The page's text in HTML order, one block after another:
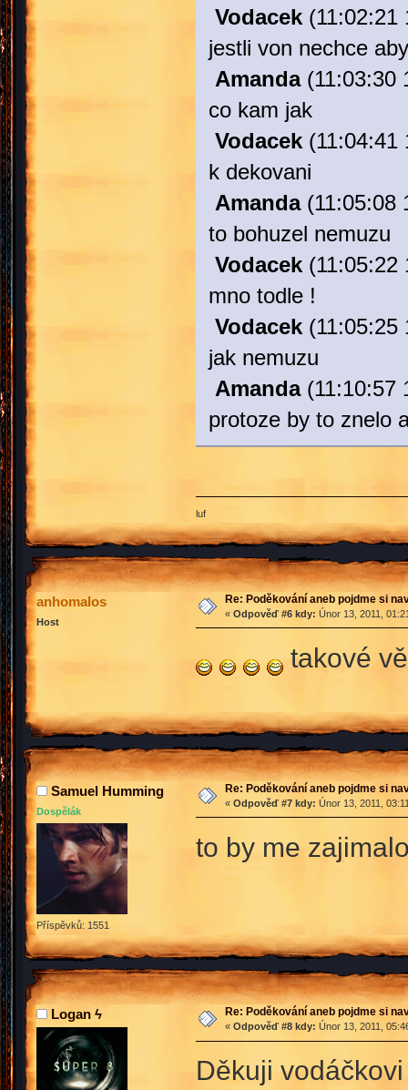
Vodacek(11:02:21
jestli von nechce
Amanda(11:03:30
co kam jak
Vodacek(11:04:41
k dekovani
Amanda(11:05:08
to bohuzel nemuzu
Vodacek(11:05:22
mno todle !
Vodacek(11:05:25
jak nemuzu
Amanda(11:10:57
protoze by to znelo
luf
anhomalos
Host
Re: Poděkování aneb pojdme si
« Odpověď #6 kdy: Únor 13, 2011,
takové
Samuel Humming
Dospělák
Příspěvků: 1551
Re: Poděkování aneb pojdme si
« Odpověď #7 kdy: Únor 13, 2011,
to by me
Logan ϟ Re: Poděkování aneb pojdme si
« Odpověď #8 kdy: Únor 13, 2011,
Děkuji